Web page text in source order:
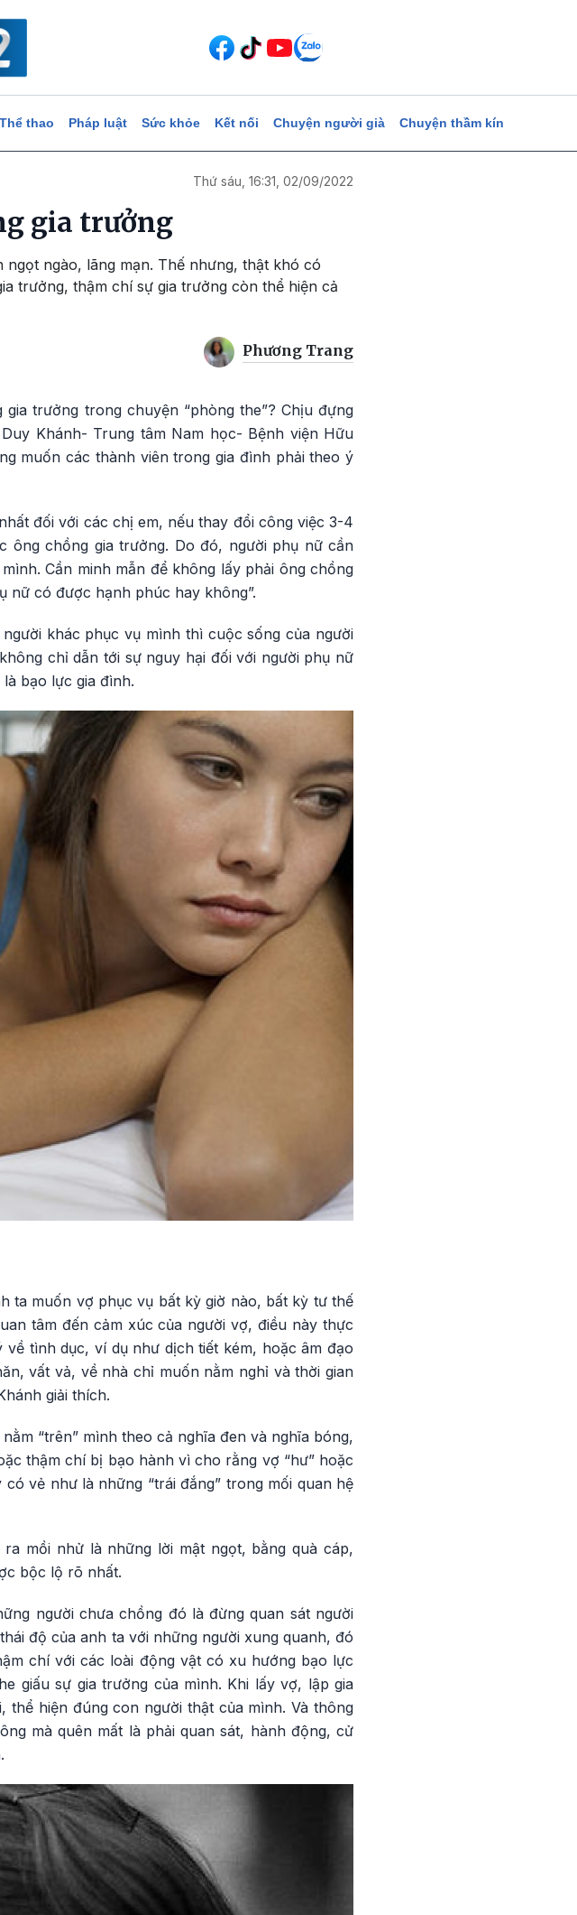
Thể thao Pháp luật Sức khỏe Kết nối Chuyện người già Chuyện thầm kín
Thứ sáu, 16:31, 02/09/2022
gia trưởng
ngọt ngào, lãng mạn. Thế nhưng, thật khó có
trưởng, thậm chí sự gia trưởng còn thể hiện cả
Phương Trang
trưởng trong chuyện “phòng the”? Chịu đựng
Khánh- Trung tâm Nam học- Bệnh viện Hữu
muốn các thành viên trong gia đình phải theo ý
đối với các chị em, nếu thay đổi công việc 3-4
ông chồng gia trưởng. Do đó, người phụ nữ cần
Cần minh mẫn để không lấy phải ông chồng
nữ có được hạnh phúc hay không”.
khác phục vụ mình thì cuộc sống của người
chỉ dẫn tới sự nguy hại đối với người phụ nữ
bạo lực gia đình.
ta muốn vợ phục vụ bất kỳ giờ nào, bất kỳ tư thế
tâm đến cảm xúc của người vợ, điều này thực
tình dục, ví dụ như dịch tiết kém, hoặc âm đạo
vất vả, về nhà chỉ muốn nằm nghỉ và thời gian
giải thích.
“trên” mình theo cả nghĩa đen và nghĩa bóng,
thậm chí bị bạo hành vì cho rằng vợ “hư” hoặc
vẻ như là những “trái đắng” trong mối quan hệ
mồi nhử là những lời mật ngọt, bằng quà cáp,
bộc lộ rõ nhất.
người chưa chồng đó là đừng quan sát người
độ của anh ta với những người xung quanh, đó
chí với các loài động vật có xu hướng bạo lực
giấu sự gia trưởng của mình. Khi lấy vợ, lập gia
hiện đúng con người thật của mình. Và thông
mà quên mất là phải quan sát, hành động, cử